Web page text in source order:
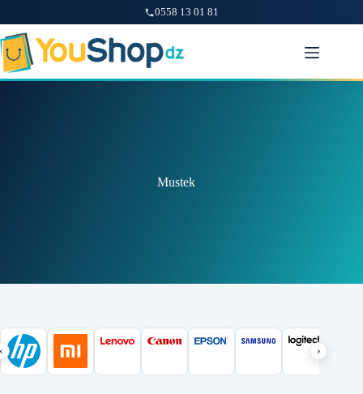
0558 13 01 81
Passer
au
contenu
Mustek
›